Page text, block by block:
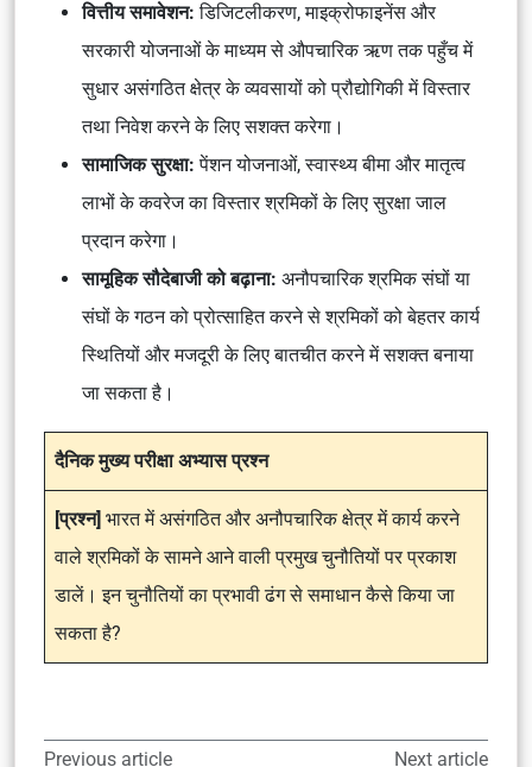
वित्तीय समावेशन: डिजिटलीकरण, माइक्रोफाइनेंस और
सरकारी योजनाओं के माध्यम से औपचारिक ऋण तक पहुँच में
सुधार असंगठित क्षेत्र के व्यवसायों को प्रौद्योगिकी में विस्तार
तथा निवेश करने के लिए सशक्त करेगा।
सामाजिक सुरक्षा:पेंशन योजनाओं, स्वास्थ्य बीमा और मातृत्व
लाभों के कवरेज का विस्तार श्रमिकों के लिए सुरक्षा जाल
प्रदान करेगा।
सामूहिक सौदेबाजी को बढ़ाना: अनौपचारिक श्रमिक संघों या
संघों के गठन को प्रोत्साहित करने से श्रमिकों को बेहतर कार्य
स्थितियों और मजदूरी के लिए बातचीत करने में सशक्त बनाया
जा सकता है।
दैनिक मुख्य परीक्षा अभ्यास प्रश्न
[प्रश्न] भारत में असंगठित और अनौपचारिक क्षेत्र में कार्य करने
वाले श्रमिकों के सामने आने वाली प्रमुख चुनौतियों पर प्रकाश
डालें। इन चुनौतियों का प्रभावी ढंग से समाधान कैसे किया जा
सकता है?
Previous article Next article